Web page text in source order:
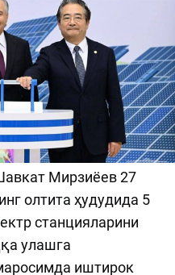
Мирзиёев 27
олтита ҳудудида 5
станцияларини
улашга
иштирок